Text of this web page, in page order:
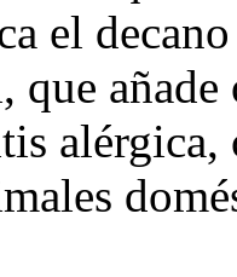
el
añade
alérgica,